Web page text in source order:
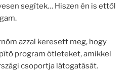
segítek… Hiszen én is ettől
azzal keresett meg, hogy
program ötleteket, amikkel
csoportja látogatását.